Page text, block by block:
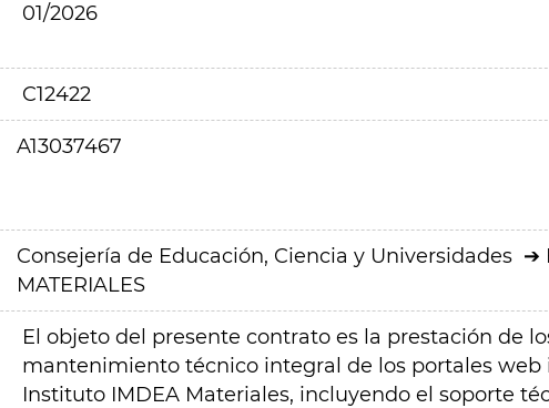
01/2026
C12422
A13037467
Consejería de Educación, Ciencia y Universidades
MATERIALES
El objeto del presente contrato es la prestación de
mantenimiento técnico integral de los portales web
Instituto IMDEA Materiales, incluyendo el soporte